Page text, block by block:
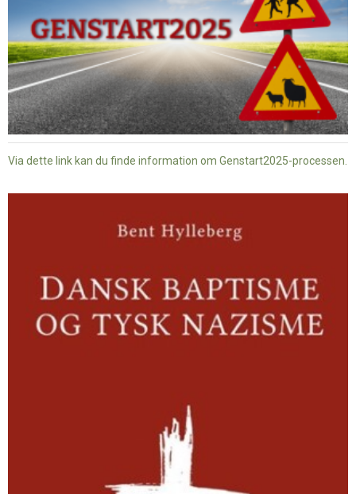
Via dette link kan du finde information om Genstart2025-processen.